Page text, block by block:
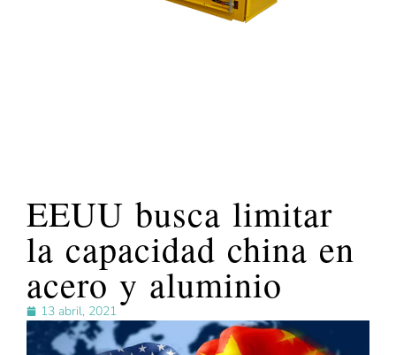
EEUU busca limitar
la capacidad china en
acero y aluminio
13 abril, 2021